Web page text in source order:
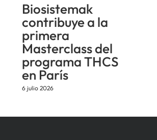
Biosistemak
contribuye a la
primera
Masterclass del
programa THCS
en París
6 julio 2026